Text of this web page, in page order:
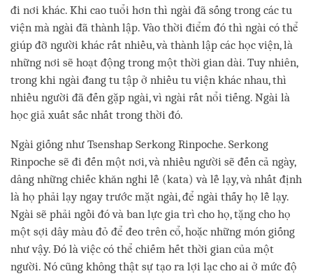
đi nơi khác. Khi cao tuổi hơn thì ngài đã sống trong các tu
viện mà ngài đã thành lập. Vào thời điểm đó thì ngài có thể
giúp đỡ người khác rất nhiều, và thành lập các học viện, là
những nơi sẽ hoạt động trong một thời gian dài. Tuy nhiên,
trong khi ngài đang tu tập ở nhiều tu viện khác nhau, thì
nhiều người đã đến gặp ngài, vì ngài rất nổi tiếng. Ngài là
học giả xuất sắc nhất trong thời đó.
Ngài giống như Tsenshap Serkong Rinpoche. Serkong
Rinpoche sẽ đi đến một nơi, và nhiều người sẽ đến cả ngày,
dâng những chiếc khăn nghi lễ (kata) và lễ lạy, và nhất định
là họ phải lạy ngay trước mặt ngài, để ngài thấy họ lễ lạy.
Ngài sẽ phải ngồi đó và ban lực gia trì cho họ, tặng cho họ
một sợi dây màu đỏ để đeo trên cổ, hoặc những món giống
như vậy. Đó là việc có thể chiếm hết thời gian của một
người. Nó cũng không thật sự tạo ra lợi lạc cho ai ở mức độ